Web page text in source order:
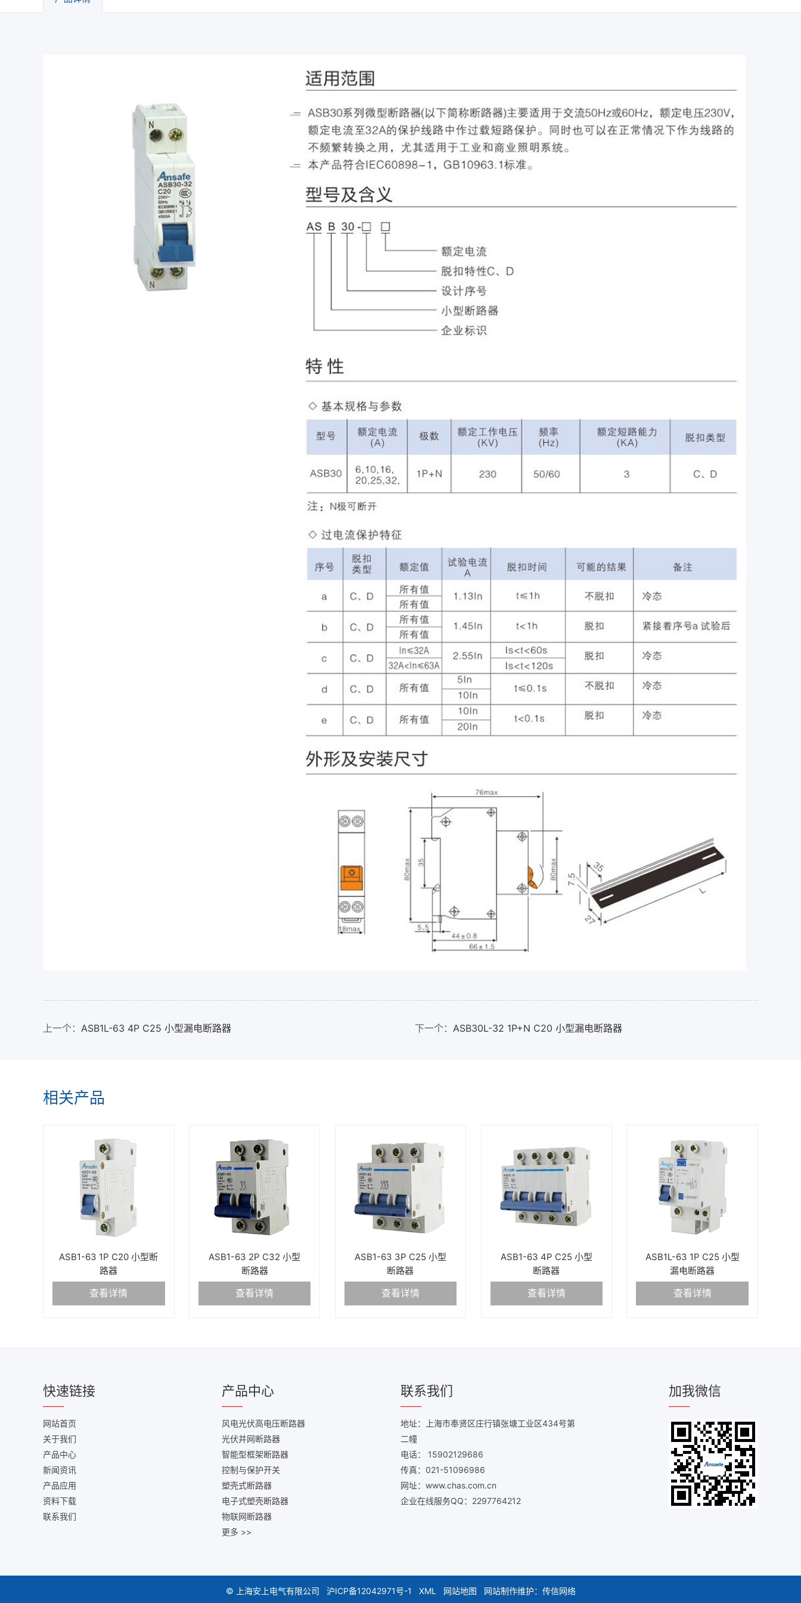
上一个： ASB1L-63 4P C25 小型漏电断路器 下一个： ASB30L-32 1P+N C20 小型漏电断路器
相关产品
ASB1-63 1P C20 小型断
路器
查看详情
ASB1-63 2P C32 小型
断路器
查看详情
ASB1-63 3P C25 小型
断路器
查看详情
ASB1-63 4P C25 小型
断路器
查看详情
ASB1L-63 1P C25 小型
漏电断路器
查看详情
快速链接
网站首页
关于我们
产品中心
新闻资讯
产品应用
资料下载
联系我们
产品中心
风电光伏高电压断路器
光伏并网断路器
智能型框架断路器
控制与保护开关
塑壳式断路器
电子式塑壳断路器
物联网断路器
更多 >>
联系我们
地址：上海市奉贤区庄行镇张塘工业区434号第
二幢
电话： 15902129686
传真：021-51096986
网址：www.chas.com.cn
企业在线服务QQ：2297764212
加我微信
© 上海安上电气有限公司 沪ICP备12042971号-1 XML 网站地图 网站制作维护： 传信网络